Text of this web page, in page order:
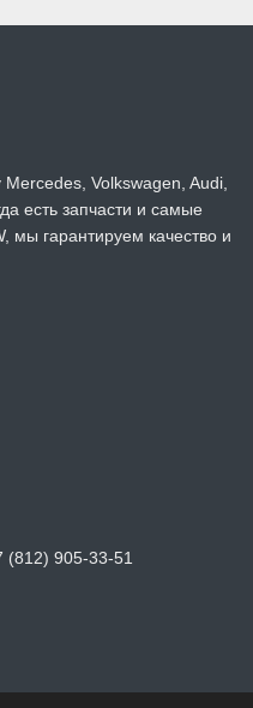
Volkswagen, Audi,
есть запчасти и самые
мы гарантируем качество и
905-33-51